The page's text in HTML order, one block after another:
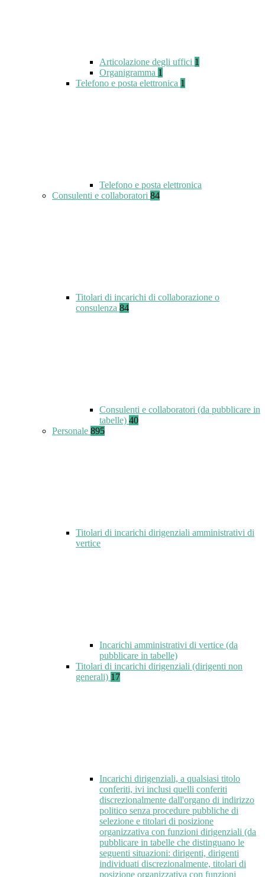
Articolazione degli uffici 1
Organigramma 1
Telefono e posta elettronica 1
Telefono e posta elettronica
Consulenti e collaboratori 84
Titolari di incarichi di collaborazione o
consulenza 84
Consulenti e collaboratori (da pubblicare in
tabelle) 40
Personale 895
Titolari di incarichi dirigenziali amministrativi di
vertice
Incarichi amministrativi di vertice (da
pubblicare in tabelle)
Titolari di incarichi dirigenziali (dirigenti non
generali) 17
Incarichi dirigenziali, a qualsiasi titolo
conferiti, ivi inclusi quelli conferiti
discrezionalmente dall'organo di indirizzo
politico senza procedure pubbliche di
selezione e titolari di posizione
organizzativa con funzioni dirigenziali (da
pubblicare in tabelle che distinguano le
seguenti situazioni: dirigenti, dirigenti
individuati discrezionalmente, titolari di
posizione organizzativa con funzioni